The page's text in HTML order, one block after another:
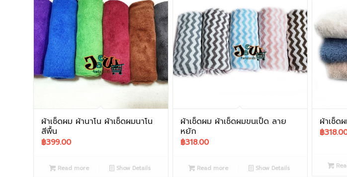
ผ้าเช็ดผม ผ้านาโน ผ้าเช็ดผมนาโน
สีพื้น
฿399.00
Read more Show Details
ผ้าเช็ดผม ผ้าเช็ดผมขนเป็ด ลาย
หยัก
฿318.00
Read more Show Details
ผ้าเช็ด
฿